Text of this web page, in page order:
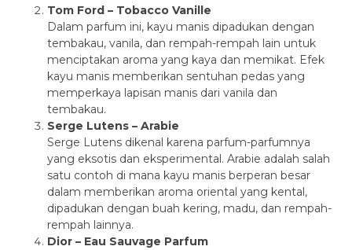
Tom Ford – Tobacco Vanille
Dalam parfum ini, kayu manis dipadukan dengan
tembakau, vanila, dan rempah-rempah lain untuk
menciptakan aroma yang kaya dan memikat. Efek
kayu manis memberikan sentuhan pedas yang
memperkaya lapisan manis dari vanila dan
tembakau.
Serge Lutens – Arabie
Serge Lutens dikenal karena parfum-parfumnya
yang eksotis dan eksperimental. Arabie adalah salah
satu contoh di mana kayu manis berperan besar
dalam memberikan aroma oriental yang kental,
dipadukan dengan buah kering, madu, dan rempah-
rempah lainnya.
Dior – Eau Sauvage Parfum